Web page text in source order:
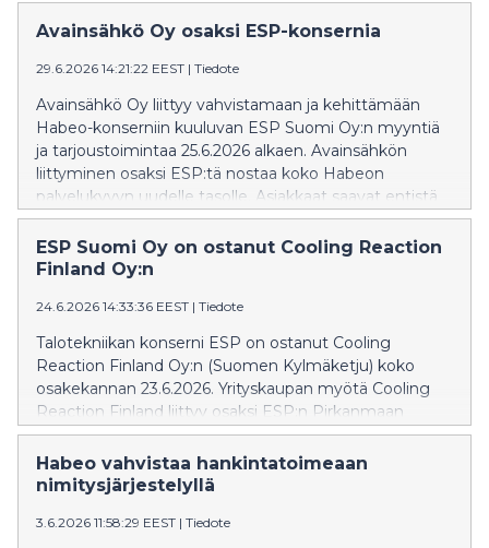
Kuopioon ja tuoden Habeo Groupiin noin 30 uutta
ammattilaista. Yhteisen kasvun ensimmäinen
konkreettinen askel otetaan elokuussa Oulussa, missä
toimipisteen voimin.
Avainsähkö Oy osaksi ESP-konsernia
29.6.2026 14:21:22 EEST | Tiedote
Avainsähkö Oy liittyy vahvistamaan ja kehittämään
Habeo-konserniin kuuluvan ESP Suomi Oy:n myyntiä
ja tarjoustoimintaa 25.6.2026 alkaen. Avainsähkön
liittyminen osaksi ESP:tä nostaa koko Habeon
palvelukyvyn uudelle tasolle. Asiakkaat saavat entistä
vahvemman kumppanin rinnalleen jo hankkeiden
alkuvaiheista lähtien.
ESP Suomi Oy on ostanut Cooling Reaction
Finland Oy:n
24.6.2026 14:33:36 EEST | Tiedote
Talotekniikan konserni ESP on ostanut Cooling
Reaction Finland Oy:n (Suomen Kylmäketju) koko
osakekannan 23.6.2026. Yrityskaupan myötä Cooling
Reaction Finland liittyy osaksi ESP:n Pirkanmaan
alueella toimivaa organisaatiota ja jatkaa toimintaansa
omalla nimellään ja henkilöstöllään kuten ennenkin.
Habeo vahvistaa hankintatoimeaan
nimitysjärjestelyllä
3.6.2026 11:58:29 EEST | Tiedote